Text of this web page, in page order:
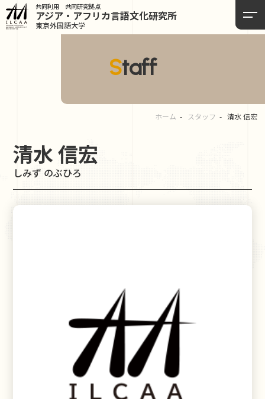
共同利用 共同研究拠点
アジア・アフリカ言語文化研究所
東京外国語大学
Staff
ホーム スタッフ 清水 信宏
清水 信宏
しみず のぶひろ